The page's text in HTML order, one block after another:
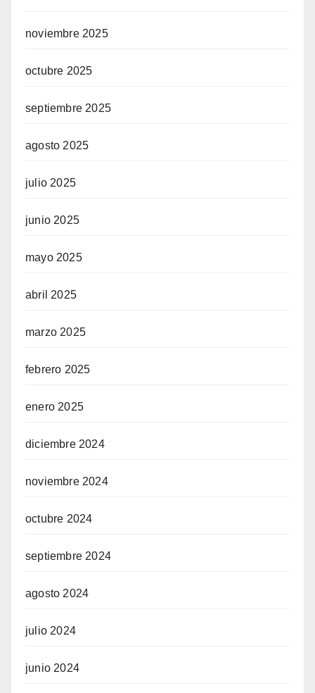
noviembre 2025
octubre 2025
septiembre 2025
agosto 2025
julio 2025
junio 2025
mayo 2025
abril 2025
marzo 2025
febrero 2025
enero 2025
diciembre 2024
noviembre 2024
octubre 2024
septiembre 2024
agosto 2024
julio 2024
junio 2024